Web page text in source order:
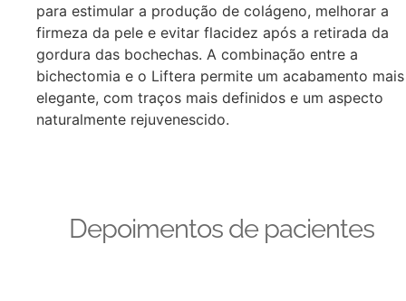
para estimular a produção de colágeno, melhorar a
firmeza da pele e evitar flacidez após a retirada da
gordura das bochechas. A combinação entre a
bichectomia e o Liftera permite um acabamento mais
elegante, com traços mais definidos e um aspecto
naturalmente rejuvenescido.
Depoimentos de pacientes